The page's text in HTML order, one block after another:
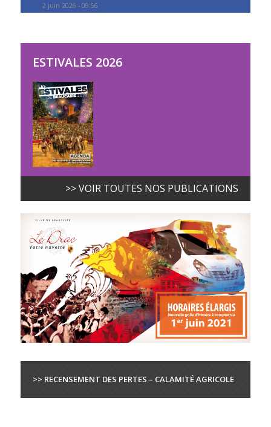
2 juin 2026 - 09:56
ESTIVALES 2026
>> VOIR TOUTES NOS PUBLICATIONS
>> RECENSEMENT DES PERTES – CALAMITÉ AGRICOLE